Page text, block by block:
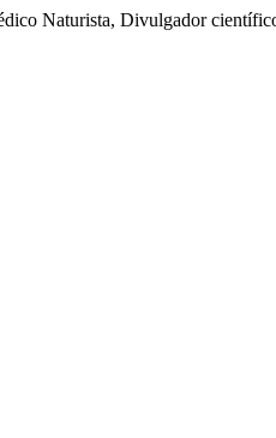
Naturista, Divulgador